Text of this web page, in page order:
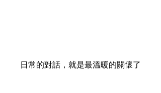
日常的對話，就是最溫暖的關懷了